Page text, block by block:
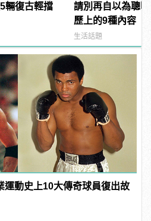
輛復古輕擋
請別再自以為聰
歷上的9種內容
生活話題
運動史上10大傳奇球員復出故